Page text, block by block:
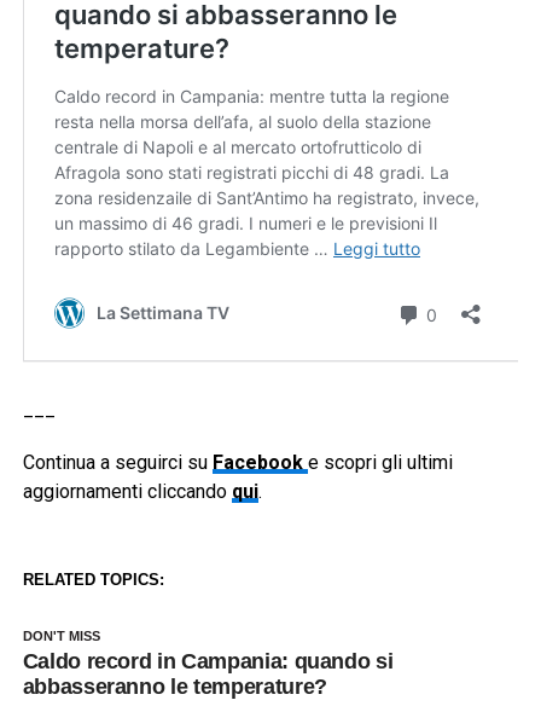
Continua a seguirci su Facebook e scopri gli ultimi
aggiornamenti cliccando qui.
RELATED TOPICS:
DON'T MISS
Caldo record in Campania: quando si
abbasseranno le temperature?